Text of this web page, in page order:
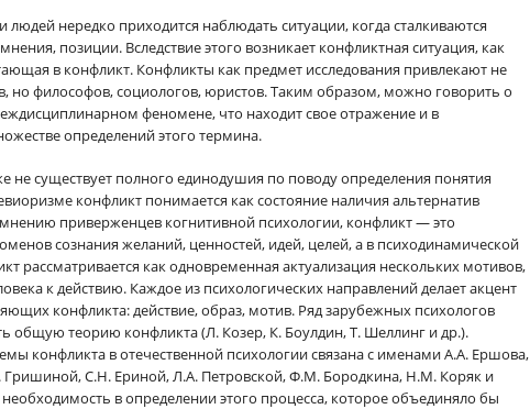
людей нередко приходится наблюдать ситуации, когда сталкиваются
позиции. Вследствие этого возникает конфликтная ситуация, как
в конфликт. Конфликты как предмет исследования привлекают не
но философов, социологов, юристов. Таким образом, можно говорить о
феномене, что находит свое отражение и в
определений этого термина.
не существует полного единодушия по поводу определения понятия
конфликт понимается как состояние наличия альтернатив
приверженцев когнитивной психологии, конфликт — это
сознания желаний, ценностей, идей, целей, а в психодинамической
рассматривается как одновременная актуализация нескольких мотивов,
к действию. Каждое из психологических направлений делает акцент
конфликта: действие, образ, мотив. Ряд зарубежных психологов
общую теорию конфликта (Л. Козер, К. Боулдин, Т. Шеллинг и др.).
конфликта в отечественной психологии связана с именами А.А. Ершова,
С.Н. Ериной, Л.А. Петровской, Ф.М. Бородкина, Н.М. Коряк и
необходимость в определении этого процесса, которое объединяло бы